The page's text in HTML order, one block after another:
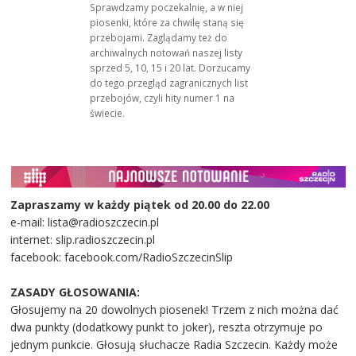
Sprawdzamy poczekalnię, a w niej
piosenki, które za chwilę staną się
przebojami. Zaglądamy też do
archiwalnych notowań naszej listy
sprzed 5, 10, 15 i 20 lat. Dorzucamy
do tego przegląd zagranicznych list
przebojów, czyli hity numer 1 na
świecie.
Zapraszamy w każdy piątek od 20.00 do 22.00
e-mail: lista@radioszczecin.pl
internet: slip.radioszczecin.pl
facebook: facebook.com/RadioSzczecinSlip
ZASADY GŁOSOWANIA:
Głosujemy na 20 dowolnych piosenek! Trzem z nich można dać
dwa punkty (dodatkowy punkt to joker), reszta otrzymuje po
jednym punkcie. Głosują słuchacze Radia Szczecin. Każdy może